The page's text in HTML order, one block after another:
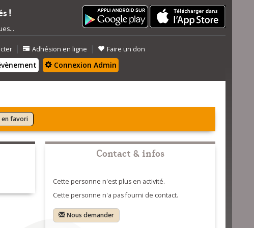
!
| Adhésion en ligne | Faire un don
Connexion Admin
favori
Contact & infos
Cette personne n'est plus en activité.
Cette personne n'a pas fourni de contact.
Nous demander